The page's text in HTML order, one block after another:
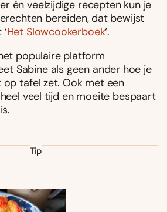
én veelzijdige recepten kun je
bereiden, dat bewijst
Het Slowcookerboek‘.
populaire platform
Sabine als geen ander hoe je
op tafel zet. Ook met een
veel tijd en moeite bespaart
Tip